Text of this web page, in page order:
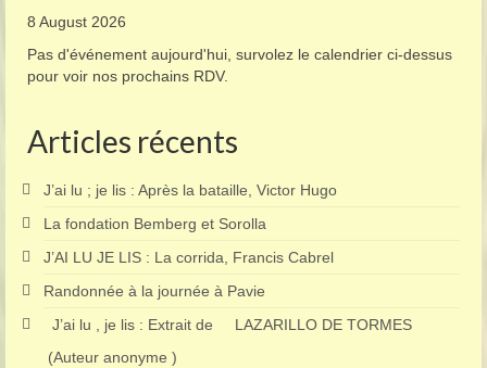
8 August 2026
Pas d'événement aujourd'hui, survolez le calendrier ci-dessus
pour voir nos prochains RDV.
Articles récents
J’ai lu ; je lis : Après la bataille, Victor Hugo
La fondation Bemberg et Sorolla
J’AI LU JE LIS : La corrida, Francis Cabrel
Randonnée à la journée à Pavie
J’ai lu , je lis : Extrait de LAZARILLO DE TORMES
(Auteur anonyme )